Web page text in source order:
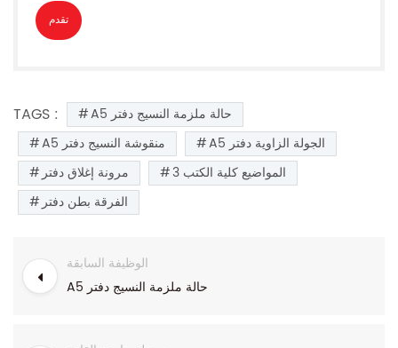
TAGS :
A5 حالة ملزمة النسيج دفتر
A5 منقوشة النسيج دفتر
A5 الجولة الزاوية دفتر
مرونة إغلاق دفتر
3 المواضيع كلية الكتب
الفرقة بطن دفتر
الوظيفة السابقة
A5 حالة ملزمة النسيج دفتر